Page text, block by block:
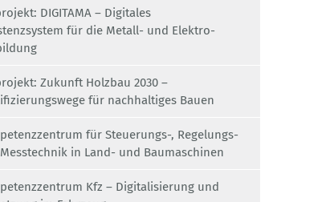
DIGITAMA – Digitales
für die Metall- und Elektro-
Zukunft Holzbau 2030 –
für nachhaltiges Bauen
für Steuerungs-, Regelungs-
in Land- und Baumaschinen
Kfz – Digitalisierung und